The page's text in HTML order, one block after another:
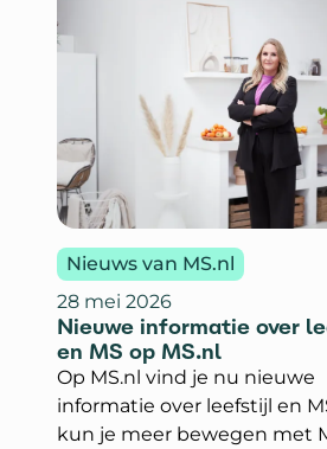
Nieuws van MS.nl
28 mei 2026
Nieuwe informatie over
en MS op MS.nl
Op MS.nl vind je nu nieuwe
informatie over leefstijl en
kun je meer bewegen met